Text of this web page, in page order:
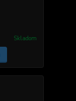
Skladom